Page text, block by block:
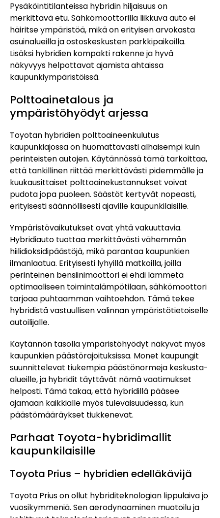
Pysäköintitilanteissa hybridin hiljaisuus on
merkittävä etu. Sähkömoottorilla liikkuva auto ei
häiritse ympäristöä, mikä on erityisen arvokasta
asuinalueilla ja ostoskeskusten parkkipaikoilla.
Lisäksi hybridien kompakti rakenne ja hyvä
näkyvyys helpottavat ajamista ahtaissa
kaupunkiympäristöissä.
Polttoainetalous ja
ympäristöhyödyt arjessa
Toyotan hybridien polttoaineenkulutus
kaupunkiajossa on huomattavasti alhaisempi kuin
perinteisten autojen. Käytännössä tämä tarkoittaa,
että tankillinen riittää merkittävästi pidemmälle ja
kuukausittaiset polttoainekustannukset voivat
pudota jopa puoleen. Säästöt kertyvät nopeasti,
erityisesti säännöllisesti ajaville kaupunkilaisille.
Ympäristövaikutukset ovat yhtä vakuuttavia.
Hybridiauto tuottaa merkittävästi vähemmän
hiilidioksidipäästöjä, mikä parantaa kaupunkien
ilmanlaatua. Erityisesti lyhyillä matkoilla, joilla
perinteinen bensiinimoottori ei ehdi lämmetä
optimaaliseen toimintalämpötilaan, sähkömoottori
tarjoaa puhtaamman vaihtoehdon. Tämä tekee
hybridistä vastuullisen valinnan ympäristötietoiselle
autoilijalle.
Käytännön tasolla ympäristöhyödyt näkyvät myös
kaupunkien päästörajoituksissa. Monet kaupungit
suunnittelevat tiukempia päästönormeja keskusta-
alueille, ja hybridit täyttävät nämä vaatimukset
helposti. Tämä takaa, että hybridillä pääsee
ajamaan kaikkialle myös tulevaisuudessa, kun
päästömääräykset tiukkenevat.
Parhaat Toyota-hybridimallit
kaupunkilaisille
Toyota Prius – hybridien edelläkävijä
Toyota Prius on ollut hybriditeknologian lippulaiva jo
vuosikymmeniä. Sen aerodynaaminen muotoilu ja